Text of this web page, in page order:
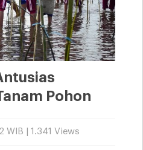
Pohon
WIB | 1.341 Views